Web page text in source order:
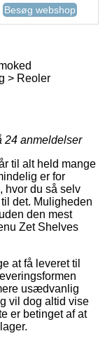
Besøg webshop
> Reoler
24 anmeldelser
til alt held mange
er for
hvor du så selv
det. Muligheden
den mest
Zet Shelves
at få leveret til
usædvanlig
vil dog altid vise
er betinget af at